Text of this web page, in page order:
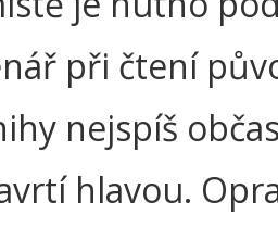
při čtení
nejspíš
hlavou.